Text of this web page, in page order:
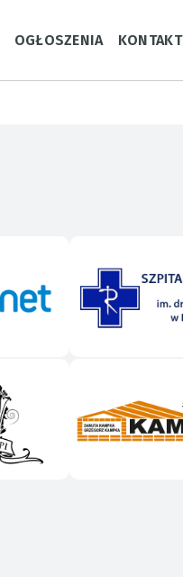
OGŁOSZENIA KONTAKT